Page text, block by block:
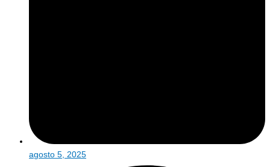
agosto 5, 2025